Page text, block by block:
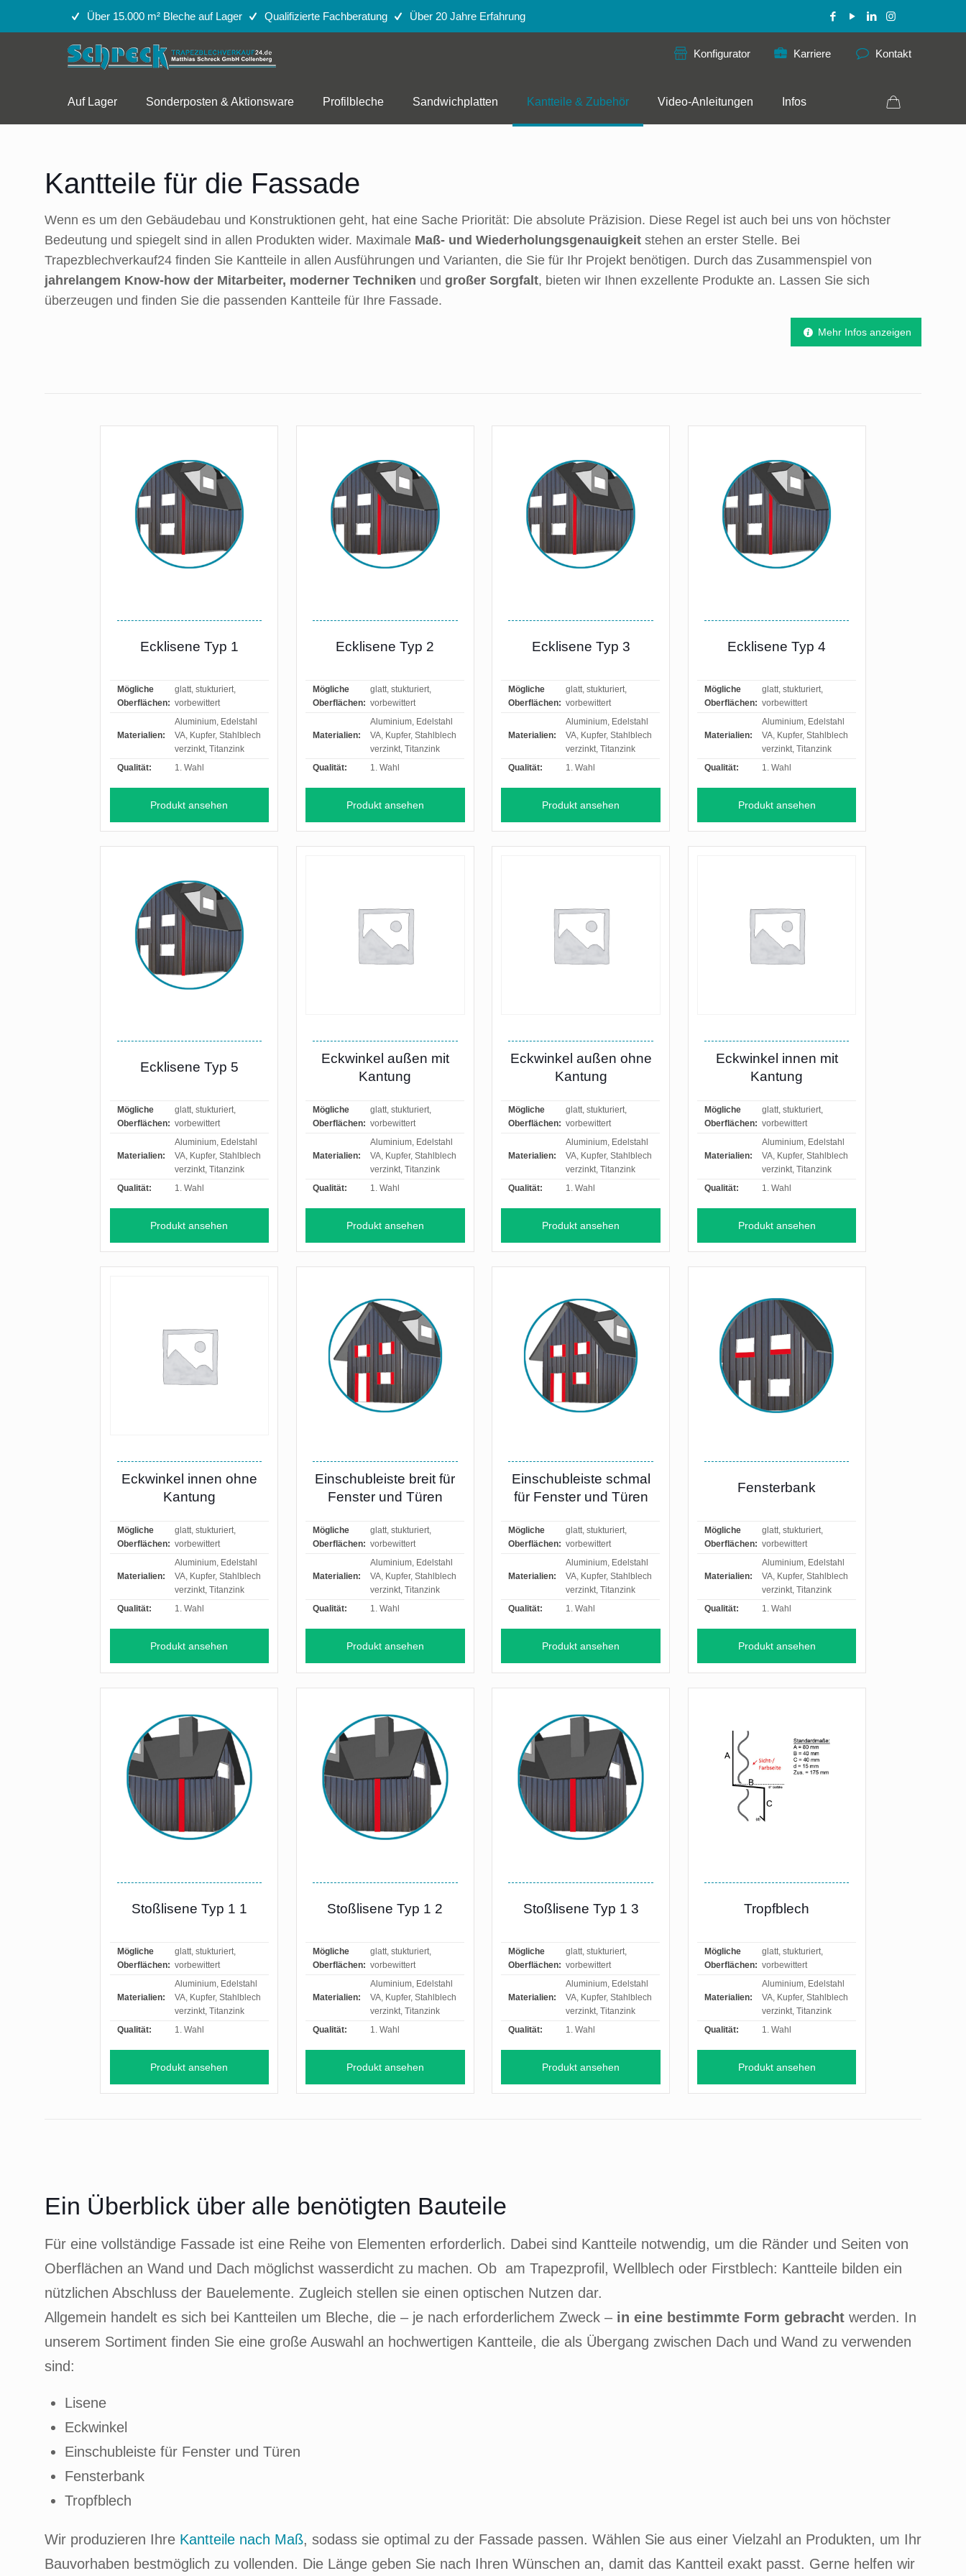
Über 15.000 m² Bleche auf Lager Qualifizierte Fachberatung Über 20 Jahre Erfahrung
Auf Lager Sonderposten & Aktionsware Profilbleche Sandwichplatten Kantteile & Zubehör Video-Anleitungen Infos
Konfigurator Karriere Kontakt
Kantteile für die Fassade
Wenn es um den Gebäudebau und Konstruktionen geht, hat eine Sache Priorität: Die absolute Präzision. Diese Regel ist auch bei uns von höchster
Bedeutung und spiegelt sind in allen Produkten wider. Maximale Maß- und Wiederholungsgenauigkeit stehen an erster Stelle. Bei
Trapezblechverkauf24 finden Sie Kantteile in allen Ausführungen und Varianten, die Sie für Ihr Projekt benötigen. Durch das Zusammenspiel von
jahrelangem Know-how der Mitarbeiter, moderner Techniken und großer Sorgfalt, bieten wir Ihnen exzellente Produkte an. Lassen Sie sich
überzeugen und finden Sie die passenden Kantteile für Ihre Fassade.
Mehr Infos anzeigen
Ecklisene Typ 1
Mögliche
Oberflächen:
glatt, stukturiert,
vorbewittert
Materialien:
Aluminium, Edelstahl
VA, Kupfer, Stahlblech
verzinkt, Titanzink
Qualität:
1. Wahl
Produkt ansehen
Ecklisene Typ 2
Mögliche
Oberflächen:
glatt, stukturiert,
vorbewittert
Materialien:
Aluminium, Edelstahl
VA, Kupfer, Stahlblech
verzinkt, Titanzink
Qualität:
1. Wahl
Produkt ansehen
Ecklisene Typ 3
Mögliche
Oberflächen:
glatt, stukturiert,
vorbewittert
Materialien:
Aluminium, Edelstahl
VA, Kupfer, Stahlblech
verzinkt, Titanzink
Qualität:
1. Wahl
Produkt ansehen
Ecklisene Typ 4
Mögliche
Oberflächen:
glatt, stukturiert,
vorbewittert
Materialien:
Aluminium, Edelstahl
VA, Kupfer, Stahlblech
verzinkt, Titanzink
Qualität:
1. Wahl
Produkt ansehen
Ecklisene Typ 5
Mögliche
Oberflächen:
glatt, stukturiert,
vorbewittert
Materialien:
Aluminium, Edelstahl
VA, Kupfer, Stahlblech
verzinkt, Titanzink
Qualität:
1. Wahl
Produkt ansehen
Eckwinkel außen mit
Kantung
Mögliche
Oberflächen:
glatt, stukturiert,
vorbewittert
Materialien:
Aluminium, Edelstahl
VA, Kupfer, Stahlblech
verzinkt, Titanzink
Qualität:
1. Wahl
Produkt ansehen
Eckwinkel außen ohne
Kantung
Mögliche
Oberflächen:
glatt, stukturiert,
vorbewittert
Materialien:
Aluminium, Edelstahl
VA, Kupfer, Stahlblech
verzinkt, Titanzink
Qualität:
1. Wahl
Produkt ansehen
Eckwinkel innen mit
Kantung
Mögliche
Oberflächen:
glatt, stukturiert,
vorbewittert
Materialien:
Aluminium, Edelstahl
VA, Kupfer, Stahlblech
verzinkt, Titanzink
Qualität:
1. Wahl
Produkt ansehen
Eckwinkel innen ohne
Kantung
Mögliche
Oberflächen:
glatt, stukturiert,
vorbewittert
Materialien:
Aluminium, Edelstahl
VA, Kupfer, Stahlblech
verzinkt, Titanzink
Qualität:
1. Wahl
Produkt ansehen
Einschubleiste breit für
Fenster und Türen
Mögliche
Oberflächen:
glatt, stukturiert,
vorbewittert
Materialien:
Aluminium, Edelstahl
VA, Kupfer, Stahlblech
verzinkt, Titanzink
Qualität:
1. Wahl
Produkt ansehen
Einschubleiste schmal
für Fenster und Türen
Mögliche
Oberflächen:
glatt, stukturiert,
vorbewittert
Materialien:
Aluminium, Edelstahl
VA, Kupfer, Stahlblech
verzinkt, Titanzink
Qualität:
1. Wahl
Produkt ansehen
Fensterbank
Mögliche
Oberflächen:
glatt, stukturiert,
vorbewittert
Materialien:
Aluminium, Edelstahl
VA, Kupfer, Stahlblech
verzinkt, Titanzink
Qualität:
1. Wahl
Produkt ansehen
Stoßlisene Typ 1 1
Mögliche
Oberflächen:
glatt, stukturiert,
vorbewittert
Materialien:
Aluminium, Edelstahl
VA, Kupfer, Stahlblech
verzinkt, Titanzink
Qualität:
1. Wahl
Produkt ansehen
Stoßlisene Typ 1 2
Mögliche
Oberflächen:
glatt, stukturiert,
vorbewittert
Materialien:
Aluminium, Edelstahl
VA, Kupfer, Stahlblech
verzinkt, Titanzink
Qualität:
1. Wahl
Produkt ansehen
Stoßlisene Typ 1 3
Mögliche
Oberflächen:
glatt, stukturiert,
vorbewittert
Materialien:
Aluminium, Edelstahl
VA, Kupfer, Stahlblech
verzinkt, Titanzink
Qualität:
1. Wahl
Produkt ansehen
Tropfblech
Mögliche
Oberflächen:
glatt, stukturiert,
vorbewittert
Materialien:
Aluminium, Edelstahl
VA, Kupfer, Stahlblech
verzinkt, Titanzink
Qualität:
1. Wahl
Produkt ansehen
Ein Überblick über alle benötigten Bauteile
Für eine vollständige Fassade ist eine Reihe von Elementen erforderlich. Dabei sind Kantteile notwendig, um die Ränder und Seiten von
Oberflächen an Wand und Dach möglichst wasserdicht zu machen. Ob am Trapezprofil, Wellblech oder Firstblech: Kantteile bilden ein
nützlichen Abschluss der Bauelemente. Zugleich stellen sie einen optischen Nutzen dar.
Allgemein handelt es sich bei Kantteilen um Bleche, die – je nach erforderlichem Zweck – in eine bestimmte Form gebracht werden. In
unserem Sortiment finden Sie eine große Auswahl an hochwertigen Kantteile, die als Übergang zwischen Dach und Wand zu verwenden
sind:
Lisene
Eckwinkel
Einschubleiste für Fenster und Türen
Fensterbank
Tropfblech
Wir produzieren Ihre Kantteile nach Maß, sodass sie optimal zu der Fassade passen. Wählen Sie aus einer Vielzahl an Produkten, um Ihr
Bauvorhaben bestmöglich zu vollenden. Die Länge geben Sie nach Ihren Wünschen an, damit das Kantteil exakt passt. Gerne helfen wir